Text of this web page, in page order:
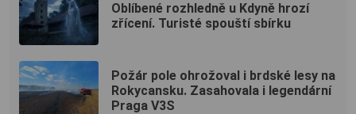
Oblíbené rozhledně u Kdyně hrozí
zřícení. Turisté spouští sbírku
Požár pole ohrožoval i brdské lesy na
Rokycansku. Zasahovala i legendární
Praga V3S